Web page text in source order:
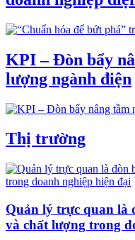
KPI – Đòn bẩy
lượng ngành điện
Thị trường
Quản lý trực quan là
và chất lượng trong